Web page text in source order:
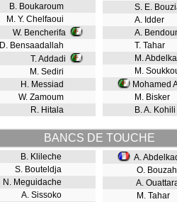
B. Boukaroum
M. Y. Chelfaoui
W. Bencherifa
D. Bensaadallah
T. Addadi
M. Sediri
H. Messiad
W. Zamoum
R. Hitala
S. E.
A. Idder
A.
T. Tahar
M.
M.
Mohamed
M. Bisker
B. A. Kohili
BANCS DE TOUCHE
B. Klileche
S. Bouteldja
N. Meguidache
A. Sissoko
A.
O.
A.
M. Tahar